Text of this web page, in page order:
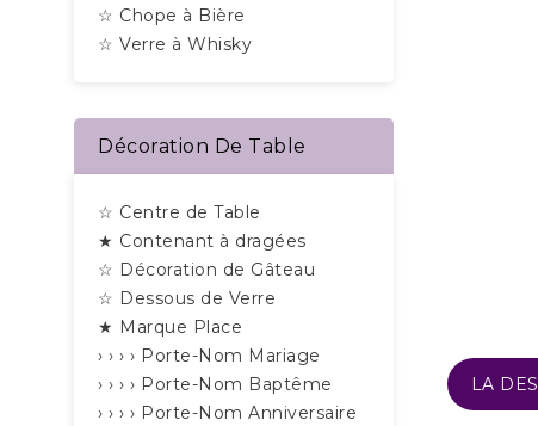
☆ Chope à Bière
☆ Verre à Whisky
Décoration De Table
☆ Centre de Table
★ Contenant à dragées
☆ Décoration de Gâteau
☆ Dessous de Verre
★ Marque Place
› › › › Porte-Nom Mariage
› › › › Porte-Nom Baptême
› › › › Porte-Nom Anniversaire
LA